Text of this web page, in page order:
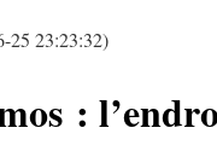
25 23:23:32)
: